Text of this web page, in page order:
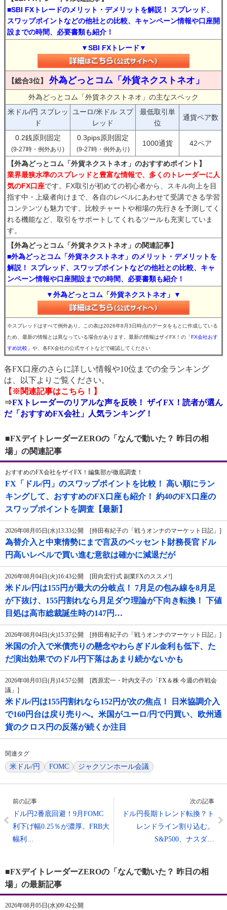
■SBI FXトレードのメリット・デメリットを解説！ スプレッド、
スワップポイントなどの他社との比較、キャンペーン情報や口座開
設までの時間、必要書類も紹介！
▼SBI FXトレード▼
【総合3位】 外為どっとコム「外貨ネクストネオ」
外為どっとコム「外貨ネクストネオ」の主なスペック
米ドル/円 スプレッ
ド
ユーロ/米ドル スプ
レッド
最低取引単
位
通貨ペア数
0.2銭原則固定
(9-27時・例外あり)
0.3pips原則固定
(9-27時・例外あり)
1000通貨 42ペア
【外為どっとコム「外貨ネクストネオ」のおすすめポイント】
業界最狭水準のスプレッドと豊富な情報で、多くのトレーダーに人
気のFX口座です。FX取引が初めての初心者から、スキル向上を目
指す中・上級者向けまで、各自のレベルにあわせて受講できる学習
コンテンツも魅力です。比較チャートや相場の先行きを予測してく
れる機能など、取引をサポートしてくれるツールも充実していま
す。
【外為どっとコム「外貨ネクストネオ」の関連記事】
■外為どっとコム「外貨ネクストネオ」のメリット・デメリットを
解説！ スプレッド、スワップポイントなどの他社との比較、キャ
ンペーン情報や口座開設までの時間、必要書類も紹介！
▼外為どっとコム「外貨ネクストネオ」▼
※スプレッドはすべて例外あり。この表は2026年8月3日時点のデータをもとに作成している
ため、最新の情報とは異なっている場合があります。最新の情報はザイFX！の 「FX会社おす
すめ比較」 や、各FX会社の公式サイトなどで確認してください
各FX口座のさらに詳しい情報や10位までの全ランキング
は、以下よりご覧ください。
【※関連記事はこちら！】
⇒FXトレーダーのリアルな声を反映！ ザイFX！読者が選ん
だ「おすすめFX会社」人気ランキング！
■FXデイトレーダーZEROの「なんで動いた？ 昨日の相
場」の関連記事
おすすめのFX会社をザイFX！編集部が徹底調査！
FX「ドル/円」のスワップポイントを比較！ 高い順にラン
キングして、おすすめのFX口座も紹介！ 約40のFX口座の
スワップポイントを調査【最新】
2026年08月05日(水)13:33公開 [持田有紀子の「戦うオンナのマーケット日記」]
為替介入と中東情勢にまで言及のベッセント財務長官ドル
円高いレベルで買い進む意欲は確かに減退だが
2026年08月04日(火)16:43公開 [田向宏行式 副業FXのススメ!]
米ドル/円は155円が最大の分岐点！ 7月足の包み線を8月足
が下抜け、155円割れなら月足ダウ理論が下向き転換！ 下値
目処は高市総裁誕生時の147円…
2026年08月04日(火)15:37公開 [持田有紀子の「戦うオンナのマーケット日記」]
米国の介入で米債売りの懸念やわらぎドル金利も低下、た
だ演出効果でのドル円下落はあまり続かないかも
2026年08月03日(月)14:57公開 [西原宏一・叶内文子の「FX＆株 今週の作戦会
議」]
米ドル/円は155円割れなら152円が次の焦点！ 日米協調介入
で160円台は戻り売りへ。米国がユーロ/円で円買い、欧州通
貨のクロス円の反落が続くか注目
関連タグ
米ドル/円 FOMC ジャクソンホール会議
前の記事
ドル円2番底回避！9月FOMC
利下げ幅0.25％が濃厚。FRB大
幅利…
次の記事
ドル円長期トレンド転換？ト
レンドライン割り込む。
S&P500、ナスダ…
■FXデイトレーダーZEROの「なんで動いた？ 昨日の相
場」の最新記事
2026年08月05日(水)09:42公開